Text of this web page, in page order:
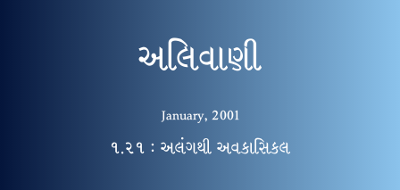
અલિવાણી
January, 2001
૧.૨૧ : અલંગથી અવકાસિકલ